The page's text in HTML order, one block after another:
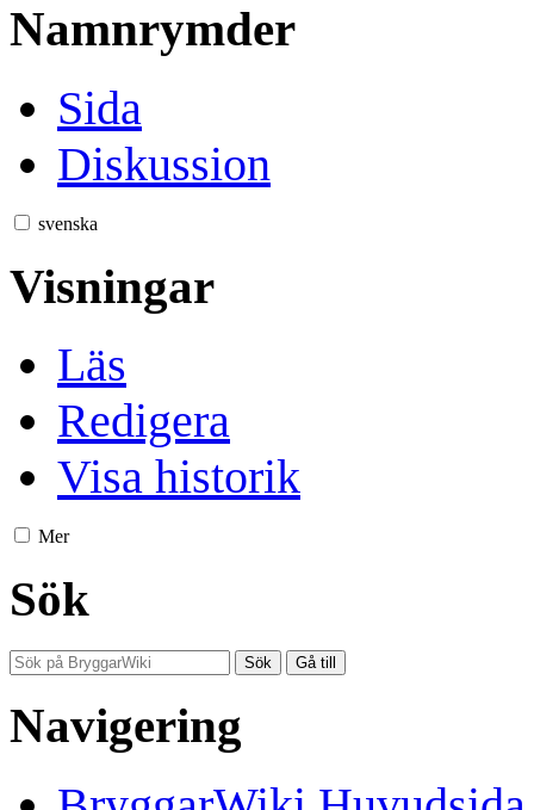
Namnrymder
Sida
Diskussion
svenska
Visningar
Läs
Redigera
Visa historik
Mer
Sök
Navigering